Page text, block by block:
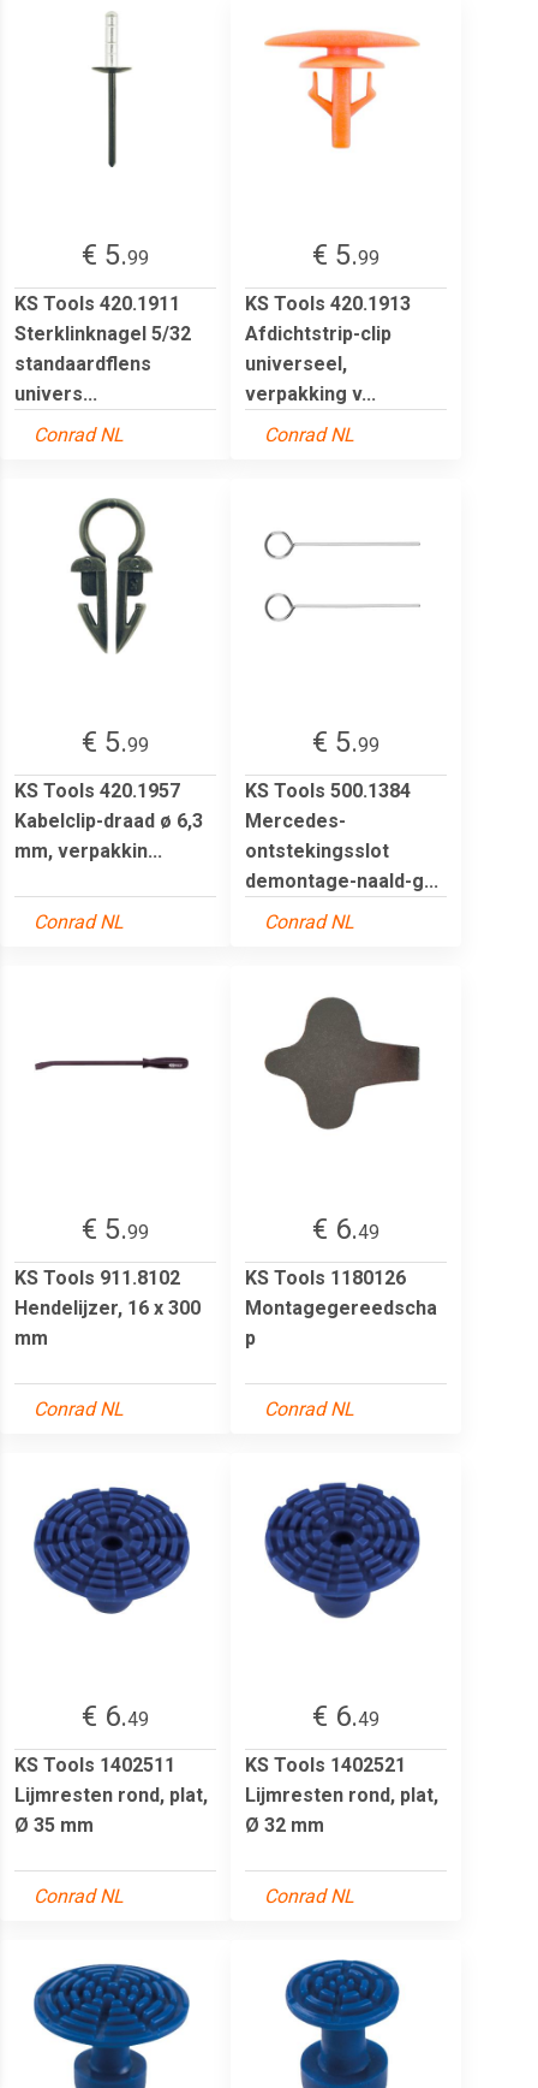
€ 5.99
KS Tools 420.1911
Sterklinknagel 5/32
standaardflens
univers...
Conrad NL
€ 5.99
KS Tools 420.1913
Afdichtstrip-clip
universeel,
verpakking v...
Conrad NL
€ 5.99
KS Tools 420.1957
Kabelclip-draad ø 6,3
mm, verpakkin...
Conrad NL
€ 5.99
KS Tools 500.1384
Mercedes-
ontstekingsslot
demontage-naald-g...
Conrad NL
€ 5.99
KS Tools 911.8102
Hendelijzer, 16 x 300
mm
Conrad NL
€ 6.49
KS Tools 1180126
Montagegereedscha
p
Conrad NL
€ 6.49
KS Tools 1402511
Lijmresten rond, plat,
Ø 35 mm
Conrad NL
€ 6.49
KS Tools 1402521
Lijmresten rond, plat,
Ø 32 mm
Conrad NL